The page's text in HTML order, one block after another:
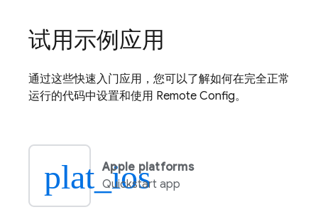
试用示例应用
通过这些快速入门应用，您可以了解如何在完全正常
运行的代码中设置和使用 Remote Config。
plat_ios
Apple platforms
Quickstart app